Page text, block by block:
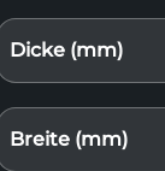
Dicke (mm)
Breite (mm)